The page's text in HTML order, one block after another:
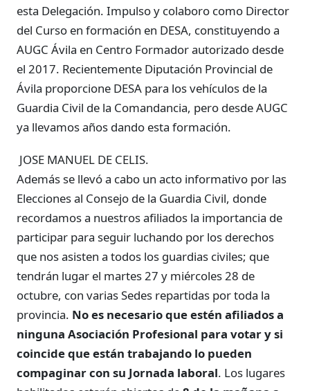
esta Delegación. Impulso y colaboro como Director
del Curso en formación en DESA, constituyendo a
AUGC Ávila en Centro Formador autorizado desde
el 2017. Recientemente Diputación Provincial de
Ávila proporcione DESA para los vehículos de la
Guardia Civil de la Comandancia, pero desde AUGC
ya llevamos años dando esta formación.
JOSE MANUEL DE CELIS.
Además se llevó a cabo un acto informativo por las
Elecciones al Consejo de la Guardia Civil, donde
recordamos a nuestros afiliados la importancia de
participar para seguir luchando por los derechos
que nos asisten a todos los guardias civiles; que
tendrán lugar el martes 27 y miércoles 28 de
octubre, con varias Sedes repartidas por toda la
provincia. No es necesario que estén afiliados a
ninguna Asociación Profesional para votar y si
coincide que están trabajando lo pueden
compaginar con su Jornada laboral. Los lugares